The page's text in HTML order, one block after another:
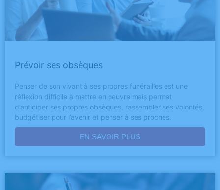
Prévoir ses obsèques
Penser de son vivant à ses propres funérailles est une
réflexion difficile à mettre en oeuvre mais permet
d’anticiper ses propres obsèques, rassembler ses volontés,
budgétiser pour l’avenir et penser à ses proches.
EN SAVOIR PLUS